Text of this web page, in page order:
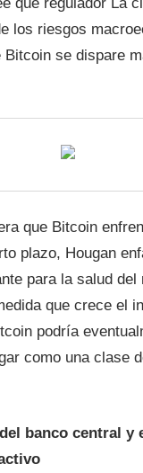
los riesgos
Bitcoin se dispare
que Bitcoin
plazo, Hougan
para la salud del
que crece el
podría
como una clase
banco central y